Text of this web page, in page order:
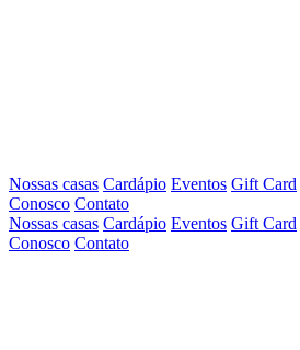
Nossas casas Cardápio Eventos Gift Card
Conosco Contato
Nossas casas Cardápio Eventos Gift Card
Conosco Contato